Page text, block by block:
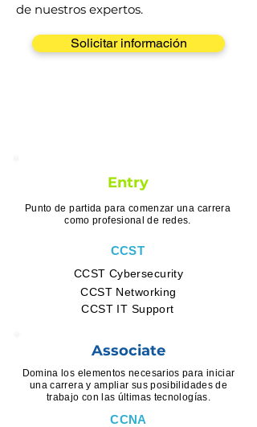
de nuestros expertos.
Solicitar información
Entry
Punto de partida para comenzar una carrera
como profesional de redes.
CCST
CCST Cybersecurity
CCST Networking
CCST IT Support
Associate
Domina los elementos necesarios para iniciar
una carrera y ampliar sus posibilidades de
trabajo con las últimas tecnologías.
CCNA